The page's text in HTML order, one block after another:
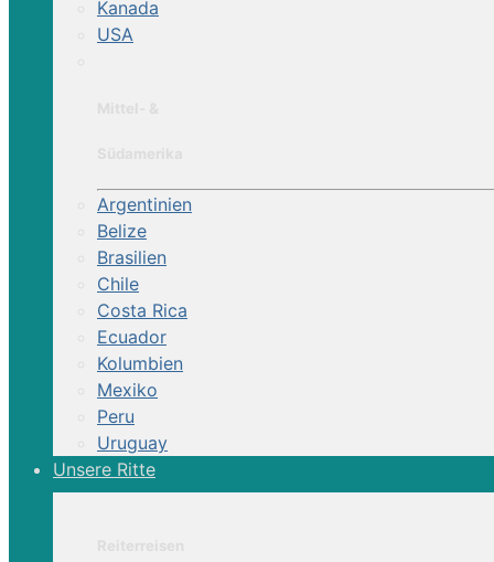
Kanada
USA
Argentinien
Belize
Brasilien
Chile
Costa Rica
Ecuador
Kolumbien
Mexiko
Peru
Uruguay
Unsere Ritte
Im Land der Lusitanos
Reittour